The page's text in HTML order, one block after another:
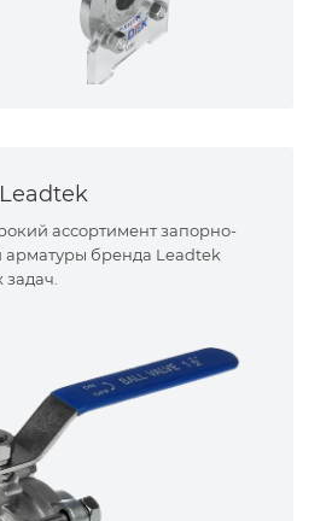
ассортимент запорно-
арматуры бренда Leadtek